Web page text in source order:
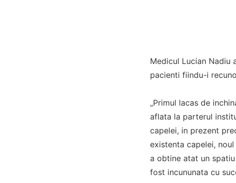
Medicul Lucian
pacienti fiindu-i
„Primul lacas de
aflata la parterul
capelei, in prezent
existenta capelei,
a obtine atat un
fost incununata cu